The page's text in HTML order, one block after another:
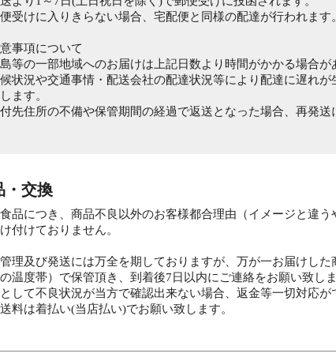
便受けに入りきらない場合、宅配便と同様の配達が行われます。
事項について
島等の一部地域へのお届けは上記日数より時間がかかる場合が
候状況や交通事情・配送会社の配達状況等により配達に遅れ
ます。
付先住所の不備や保管期間の経過で返送となった場合、再発送
・交換
品につき、商品不良以外のお客様都合理由（イメージと違
付けておりません。
理及び発送には万全を期しておりますが、万が一お届けし
温度帯）で保管頂き、到着後7日以内にご連絡をお願い致しま
して不良状況が当方で確認出来ない場合、返金等一切対応が
料は着払い(当店払い)でお願い致します。